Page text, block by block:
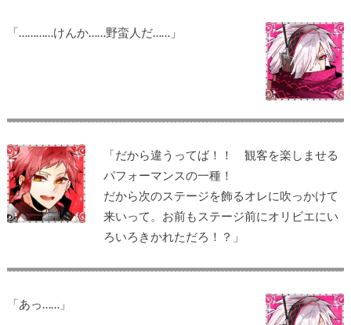
「…………けんか……野蛮人だ……」
「だから違うってば！！ 観客を楽しませる
パフォーマンスの一種！
だから次のステージを飾るオレに吹っかけて
来いって。お前もステージ前にオリビエにい
ろいろきかれただろ！？」
「あっ……」